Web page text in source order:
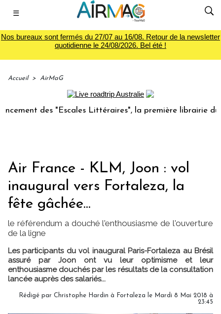
☰
Nos bureaux sont fermés du 27/07 au 16/08. Retour de la newsletter
quotidienne le 24/08/2026. Bel été !
Accueil > AirMaG
"Escales Littéraires", la première librairie du voyage
Air France - KLM, Joon : vol
inaugural vers Fortaleza, la
fête gâchée...
le référendum a douché l'enthousiasme de l'ouverture
de la ligne
Les participants du vol inaugural Paris-Fortaleza au Brésil
assuré par Joon ont vu leur optimisme et leur
enthousiasme douchés par les résultats de la consultation
lancée auprès des salariés...
Rédigé par Christophe Hardin à Fortaleza le Mardi 8 Mai 2018 à
23:45